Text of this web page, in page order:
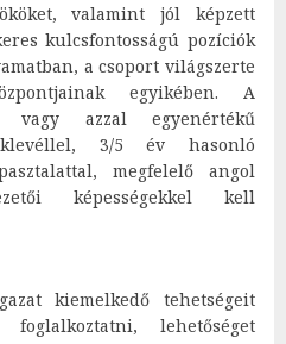
valamint jól képzett
kulcsfontosságú pozíciók
a csoport világszerte
egyikében. A
vagy azzal egyenértékű
3/5 év hasonló
megfelelő angol
képességekkel kell
kiemelkedő tehetségeit
lehetőséget